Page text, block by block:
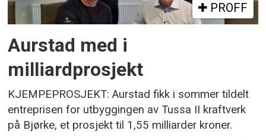
PROFF
Aurstad med i
milliardprosjekt
KJEMPEPROSJEKT: Aurstad fikk i sommer tildelt
entreprisen for utbyggingen av Tussa II kraftverk
på Bjørke, et prosjekt til 1,55 milliarder kroner.